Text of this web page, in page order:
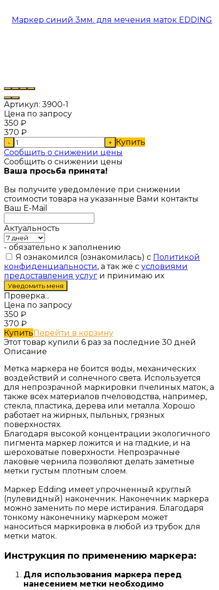
Артикул: 3900-1
Цена по запросу
350 ₽
370 ₽
- + Купить
Сообщить о снижении цены
Сообщить о снижении цены
Ваша просьба принята!
Вы получите уведомление при снижении
стоимости товара на указанные Вами контакты
Ваш E-Mail
Актуальность
- обязательно к заполнению
Я ознакомился (ознакомилась) с Политикой
конфиденциальности, а так же с условиями
предоставления услуг и принимаю их
Проверка...
Цена по запросу
350 ₽
370 ₽
КупитьПерейти в корзину
Этот товар купили 6 раз за последние 30 дней
Описание
Метка маркера не боится воды, механических
воздействий и солнечного света. Используется
для непрозрачной маркировки пчелиных маток, а
также всех материалов пчеловодства, например,
стекла, пластика, дерева или металла. Хорошо
работает на жирных, пыльных, грязных
поверхностях.
Благодаря высокой концентрации экологичного
пигмента маркер ложится и на гладкие, и на
шероховатые поверхности. Непрозрачные
лаковые чернила позволяют делать заметные
метки густым плотным слоем.
Маркер Edding имеет упрочненный круглый
(пулевидный) наконечник. Наконечник маркера
можно заменить по мере истирания. Благодаря
тонкому наконечнику маркером может
наноситься маркировка в любой из трубок для
метки маток.
Инструкция по применению маркера:
Для использования маркера перед
нанесением метки необходимо